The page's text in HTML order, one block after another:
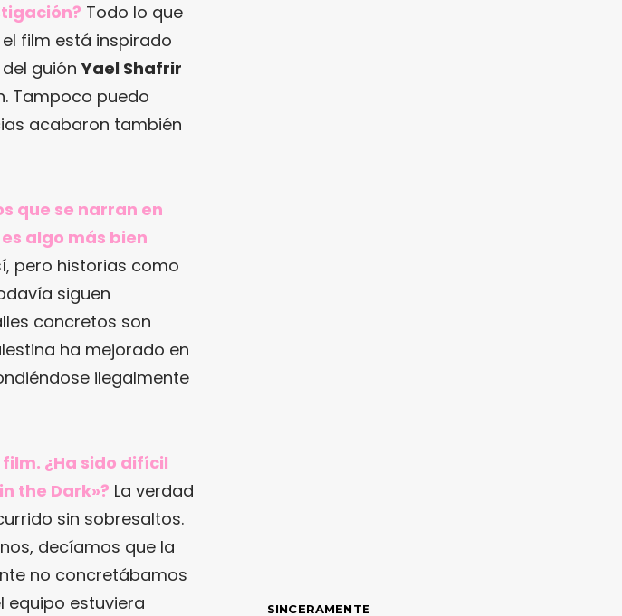
Todo lo que
film está inspirado
del guiónYael Shafrir
Tampoco puedo
acabaron también
que se narran en
algo más bien
pero historias como
siguen
concretos son
ha mejorado en
ilegalmente
¿Ha sido difícil
the Dark»? La verdad
sin sobresaltos.
decíamos que la
no concretábamos
equipo estuviera
SINCERAMENTE